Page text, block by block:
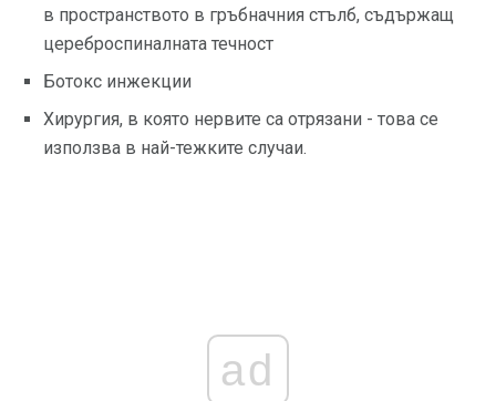
в пространството в гръбначния стълб, съдържащ
цереброспиналната течност
Ботокс инжекции
Хирургия, в която нервите са отрязани - това се
използва в най-тежките случаи.
ad